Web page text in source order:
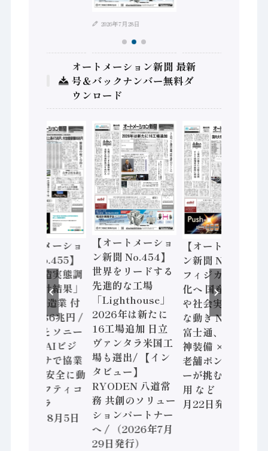
2026年7月28日
オートメーション新聞 最新
号＆バックナンバー無料ダ
ウンロード
【オートメーショ
ン新聞 No.455】
「経済構造実態調
査二次集計結果」
2024年製造業 付
加価値額86兆円 /
三菱電機とソニー
セミコン AIビジ
ョンセンサで協業
/ IDEC、安全に動
かすセーフティコ
ントローラ
（2026年8月5日
【オートメーショ
ン新聞 No.454】
世界をリードする
先進的な工場
「Lighthouse」
2026年は新たに
16工場追加 日立
ヴァンタラ米国工
場も選出/ 【イン
タビュー】
RYODEN 八道常
務 共創のソリュー
ションパートナー
へ / （2026年7月
29日発行）
【オートメーショ
ン新聞 No.453】
フィジカルAI本格
化へ 国産AI開発
や社会実装に活発
な動き Noetra、
富士通、日立 / 兵
神装備 × HMS、
老舗ポンプメーカ
ーが挑むデータ活
用 など（2026年7
月22日発行）